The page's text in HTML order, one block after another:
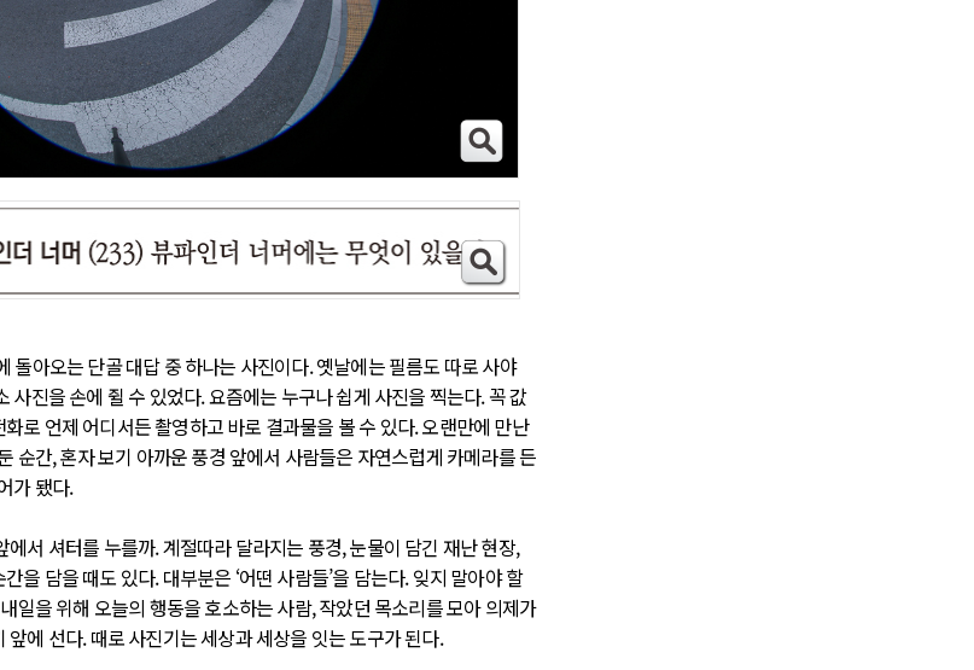
돌아오는 단골 대답 중 하나는 사진이다. 옛날에는 필름도 따로 사야
사진을 손에 쥘 수 있었다. 요즘에는 누구나 쉽게 사진을 찍는다. 꼭 값
로 언제 어디서든 촬영하고 바로 결과물을 볼 수 있다. 오랜만에 만난
순간, 혼자 보기 아까운 풍경 앞에서 사람들은 자연스럽게 카메라를 든
가 됐다.
서 셔터를 누를까. 계절따라 달라지는 풍경, 눈물이 담긴 재난 현장,
을 담을 때도 있다. 대부분은 ‘어떤 사람들’을 담는다. 잊지 말아야 할
일을 위해 오늘의 행동을 호소하는 사람, 작았던 목소리를 모아 의제가
에 선다. 때로 사진기는 세상과 세상을 잇는 도구가 된다.